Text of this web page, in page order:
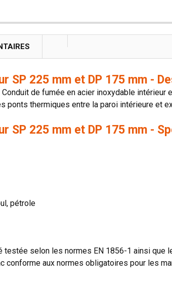
SP 225 mm et DP 175 mm -
de fumée en acier inoxydable intérieur
ponts thermiques entre la paroi intérieure et
SP 225 mm et DP 175 mm -
pétrole
testée selon les normes EN 1856-1 ainsi que
conforme aux normes obligatoires pour les